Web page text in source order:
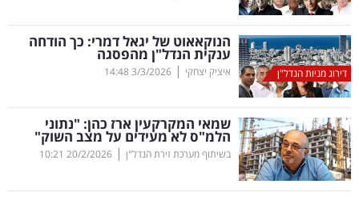
ספורט
קריירה
ולימודים
מינויים
רייטינג
רכב
דירוג מניות הנדל"ן
הנוקאאוט של יגאל דמרי: כך הודחה
ענקית הנדל"ן מהפסגה
איציק יצחקי |
3/3/2026
14:48
שמאי המקרקעין ארז כהן: "נתוני
הלמ"ס לא מעידים על מצב השוק"
בשיתוף מערכת זירת הנדל"ן |
20/2/2026
10:21